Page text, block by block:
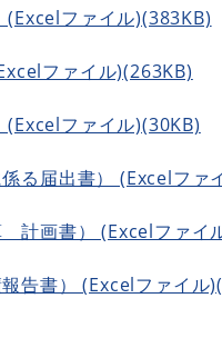
ファイル)(383KB)
ファイル)(263KB)
ファイル)(30KB)
る届出書） (Excelファ
計画書） (Excelファイ
告書） (Excelファイル